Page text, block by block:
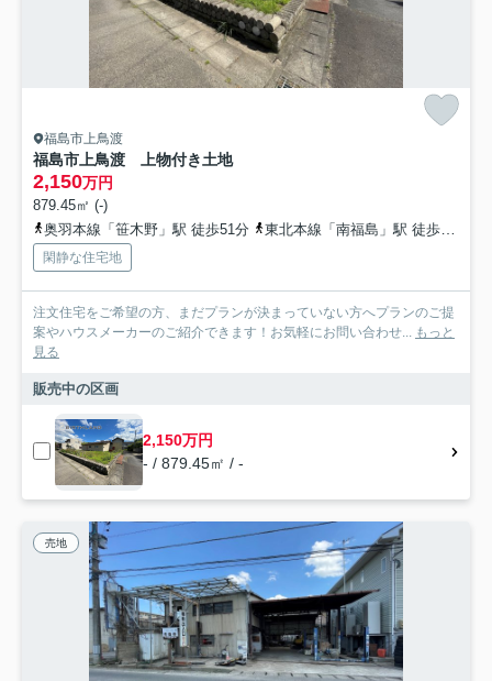
福島市上鳥渡
福島市上鳥渡 上物付き土地
2,150万円
879.45㎡ (-)
奥羽本線「笹木野」駅 徒歩51分
東北本線「南福島」駅 徒歩56分
閑静な住宅地
注文住宅をご希望の方、まだプランが決まっていない方へプランのご提
案やハウスメーカーのご紹介できます！お気軽にお問い合わせ...
もっと
見る
販売中の区画
2,150万円
- / 879.45㎡ / -
売地